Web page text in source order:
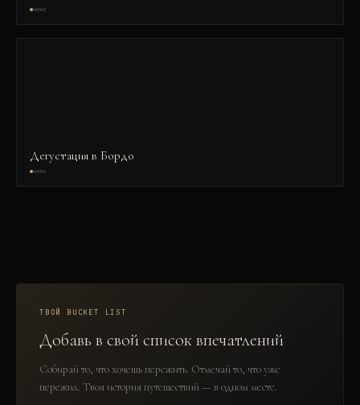
Дегустация в Бордо
ТВОЙ BUCKET LIST
Добавь в свой список впечатлений
Собирай то, что хочешь пережить. Отмечай то, что уже
пережил. Твоя история путешествий — в одном месте.